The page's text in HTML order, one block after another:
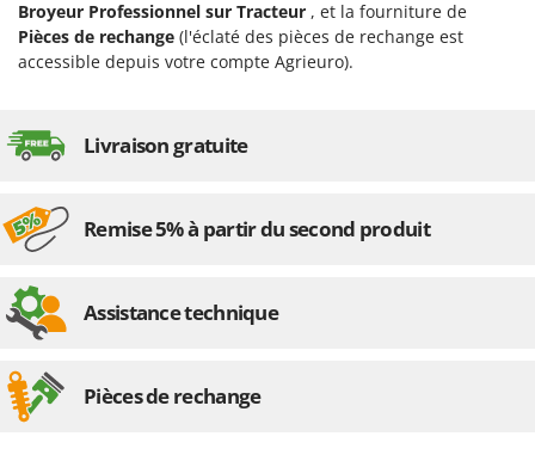
Masterpro
McCulloch
Mille
Mockmill
MOSA
MOVA
MTD
Broyeur Professionnel sur Tracteur , et la fourniture de
Pièces de rechange (l'éclaté des pièces de rechange est
accessible depuis votre compte Agrieuro).
Livraison gratuite
Remise 5% à partir du second produit
Assistance technique
Pièces de rechange